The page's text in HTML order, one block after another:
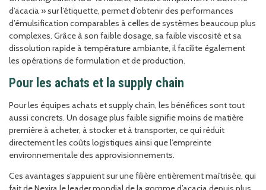
d’acacia » sur l’étiquette, permet d’obtenir des performances
d’émulsification comparables à celles de systèmes beaucoup plus
complexes. Grâce à son faible dosage, sa faible viscosité et sa
dissolution rapide à température ambiante, il facilite également
les opérations de formulation et de production.
Pour les achats et la supply chain
Pour les équipes achats et supply chain, les bénéfices sont tout
aussi concrets. Un dosage plus faible signifie moins de matière
première à acheter, à stocker et à transporter, ce qui réduit
directement les coûts logistiques ainsi que l’empreinte
environnementale des approvisionnements.
Ces avantages s’appuient sur une filière entièrement maîtrisée, qui